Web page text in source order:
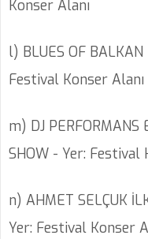
Konser Alanı
l) BLUES OF BALKAN
Festival Konser Alanı
m) DJ PERFORMANS
SHOW - Yer: Festival
n) AHMET SELÇUK
Yer: Festival Konser